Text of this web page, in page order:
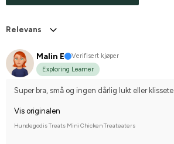
Relevans
Malin E
Verifisert kjøper
Exploring Learner
Super bra, små og ingen dårlig lukt eller klissete
Vis originalen
Hundegodis Treats Mini Chicken Treateaters